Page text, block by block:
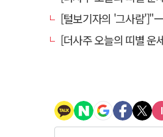
[털보기자의 '그사람']"一
[더사주 오늘의 띠별 운